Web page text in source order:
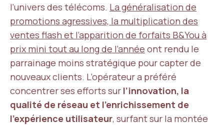
l’univers des télécoms. La généralisation de
promotions agressives, la multiplication des
ventes flash et l’apparition de forfaits B&You à
prix mini tout au long de l’année ont rendu le
parrainage moins stratégique pour capter de
nouveaux clients. L’opérateur a préféré
concentrer ses efforts sur l’innovation, la
qualité de réseau et l’enrichissement de
l’expérience utilisateur, surfant sur la montée